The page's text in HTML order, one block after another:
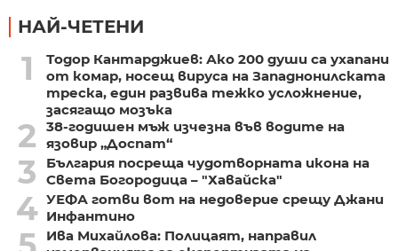
НАЙ-ЧЕТЕНИ
1
Тодор Кантарджиев: Ако 200 души са ухапани
от комар, носещ вируса на Западнонилската
треска, един развива тежко усложнение,
засягащо мозъка
2
38-годишен мъж изчезна във водите на
язовир „Доспат“
3
България посреща чудотворната икона на
Света Богородица – "Хавайска"
4 УЕФА готви вот на недоверие срещу Джани
Инфантино
Ива Михайлова: Полицаят, направил